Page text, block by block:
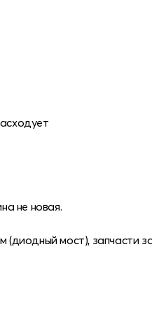
не новая.
мост), запчасти